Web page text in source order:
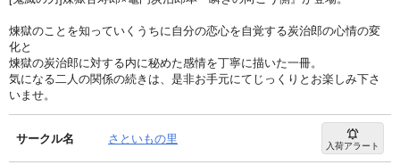
煉獄のことを知っていくうちに自分の恋心を自覚する炭治郎の心情の変
化と
煉獄の炭治郎に対する内に秘めた感情を丁寧に描いた一冊。
気になる二人の関係の続きは、是非お手元にてじっくりとお楽しみ下さ
いませ。
サークル名 さといもの里 入荷アラート